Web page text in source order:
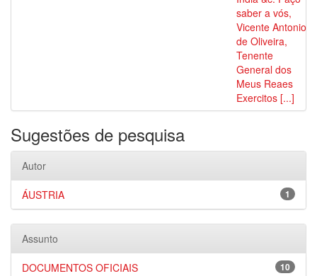
saber a vós,
Vicente Antonio
de Oliveira,
Tenente
General dos
Meus Reaes
Exercitos [...]
Sugestões de pesquisa
Autor
1
ÁUSTRIA
Assunto
10
DOCUMENTOS OFICIAIS